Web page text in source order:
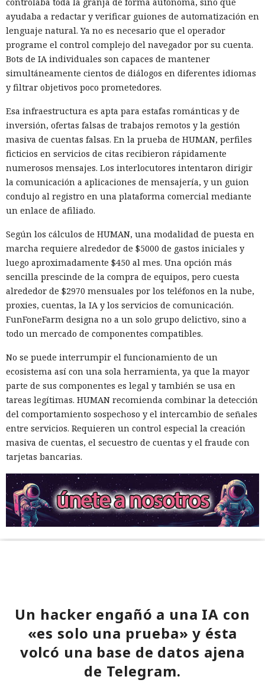
controlaba toda la granja de forma autónoma, sino que
ayudaba a redactar y verificar guiones de automatización en
lenguaje natural. Ya no es necesario que el operador
programe el control complejo del navegador por su cuenta.
Bots de IA individuales son capaces de mantener
simultáneamente cientos de diálogos en diferentes idiomas
y filtrar objetivos poco prometedores.
Esa infraestructura es apta para estafas románticas y de
inversión, ofertas falsas de trabajos remotos y la gestión
masiva de cuentas falsas. En la prueba de HUMAN, perfiles
ficticios en servicios de citas recibieron rápidamente
numerosos mensajes. Los interlocutores intentaron dirigir
la comunicación a aplicaciones de mensajería, y un guion
condujo al registro en una plataforma comercial mediante
un enlace de afiliado.
Según los cálculos de HUMAN, una modalidad de puesta en
marcha requiere alrededor de $5000 de gastos iniciales y
luego aproximadamente $450 al mes. Una opción más
sencilla prescinde de la compra de equipos, pero cuesta
alrededor de $2970 mensuales por los teléfonos en la nube,
proxies, cuentas, la IA y los servicios de comunicación.
FunFoneFarm designa no a un solo grupo delictivo, sino a
todo un mercado de componentes compatibles.
No se puede interrumpir el funcionamiento de un
ecosistema así con una sola herramienta, ya que la mayor
parte de sus componentes es legal y también se usa en
tareas legítimas. HUMAN recomienda combinar la detección
del comportamiento sospechoso y el intercambio de señales
entre servicios. Requieren un control especial la creación
masiva de cuentas, el secuestro de cuentas y el fraude con
tarjetas bancarias.
Un hacker engañó a una IA con
«es solo una prueba» y ésta
volcó una base de datos ajena
de Telegram.